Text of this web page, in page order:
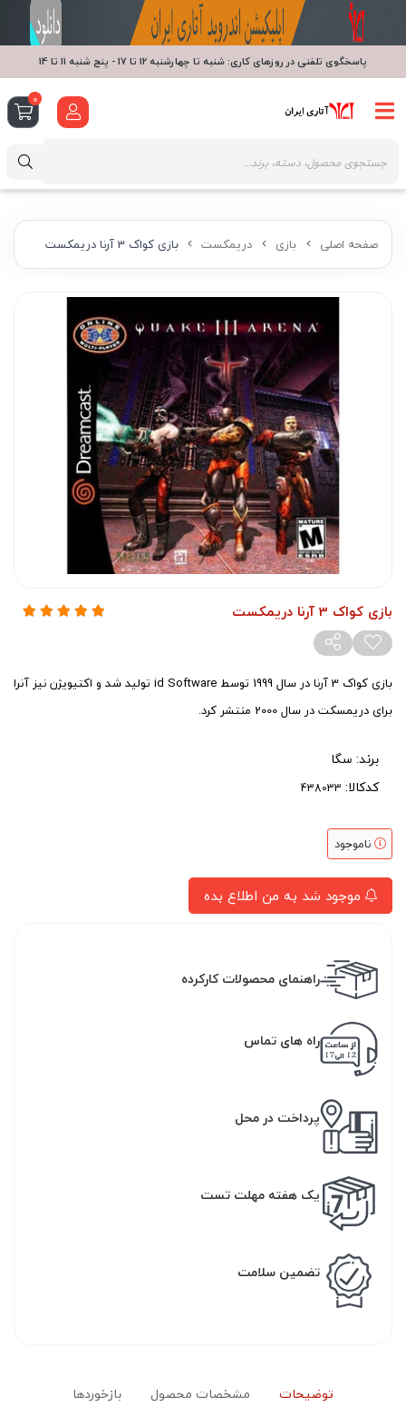
صفحه اصلی بازی دریمکست بازی کواک 3 آرنا دریمکست
بازی کواک 3 آرنا دریمکست
بازی کواک 3 آرنا در سال 1999 توسط id Software تولید شد و اکتیویژن نیز آنرا
برای دریمسکت در سال 2000 منتشر کرد.
برند: سگا
کدکالا:
ناموجود
موجود شد به من اطلاع بده
راهنمای محصولات کارکرده
راه های تماس
پرداخت در محل
یک هفته مهلت تست
تضمین سلامت
توضیحات مشخصات محصول بازخوردها
پاسخگوی تلفنی در روزهای کاری: شنبه تا چهارشنبه 12 تا 17 - پنج شنبه 11 تا 14
0